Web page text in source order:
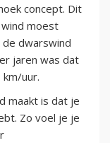
concept. Dit
moest
dwarswind
jaren was dat
uur.
maakt is dat je
Zo voel je je